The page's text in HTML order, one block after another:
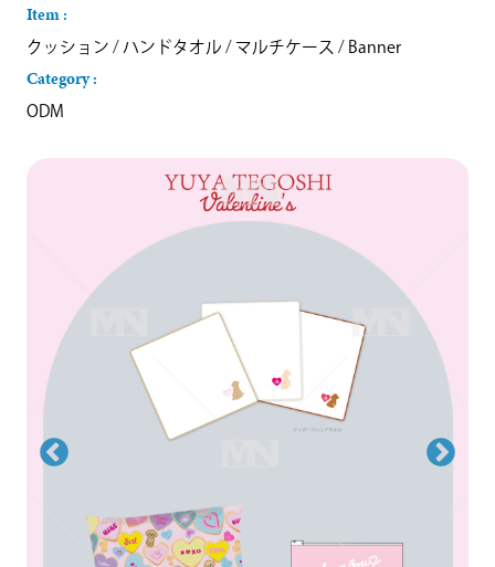
Item :
クッション / ハンドタオル / マルチケース / Banner
Category :
ODM